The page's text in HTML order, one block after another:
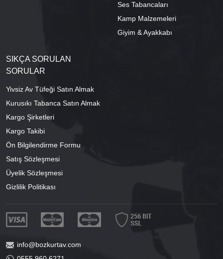
Ses Tabancaları
Kamp Malzemeleri
Giyim & Ayakkabı
SIKÇA SORULAN
SORULAR
Yivsiz Av Tüfeği Satın Almak
Kurusıkı Tabanca Satın Almak
Kargo Şirketleri
Kargo Takibi
Ön Bilgilendirme Formu
Satış Sözleşmesi
Üyelik Sözleşmesi
Gizlilik Politikası
info@bozkurtav.com